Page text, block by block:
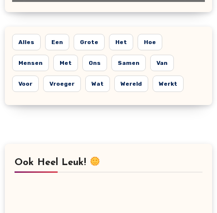
Alles Een Grote Het Hoe
Mensen Met Ons Samen Van
Voor Vroeger Wat Wereld Werkt
Ook Heel Leuk!